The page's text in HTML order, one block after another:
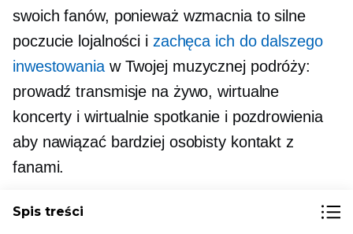
swoich fanów, ponieważ wzmacnia to silne
poczucie lojalności i zachęca ich do dalszego
inwestowaniaw Twojej muzycznej podróży:
prowadź transmisje na żywo, wirtualne
koncerty i wirtualnie spotkanie i pozdrowienia
aby nawiązać bardziej osobisty kontakt z
fanami.
Spis treści